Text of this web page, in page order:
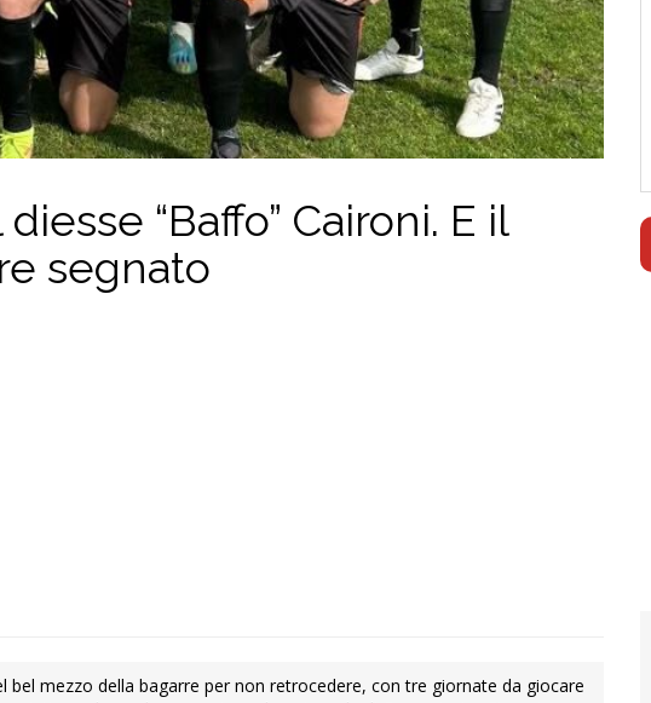
“Baffo” Caironi. E il
segnato
bel mezzo della bagarre per non retrocedere, con tre giornate da giocare